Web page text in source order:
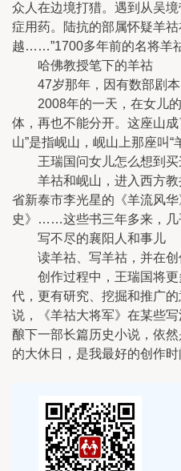
众人在边境打猎。遇到从吴
症用药。陆抗的部属怀疑羊
越……”1700多年前的名将羊
哈佛教授笔下的羊祜
47岁那年，因有数部剧本
2008年的一天，在女儿的
体，再也不能分开。这座山
山”是指岘山，岘山上那座叫“
王瑞国问女儿怎么想到买这
羊祜和岘山，进入西方教
省新泰市李光星的《羊流风
史》……这些书三年多来，几
写不尽的襄阳人和事儿
读羊祜、写羊祜，并在创作
创作过程中，王瑞国将更
代，更有研究、挖掘和推广
说，《羊祜大将军》在某些
酿下一部长篇历史小说，依
的大休日，是我最好的创作时